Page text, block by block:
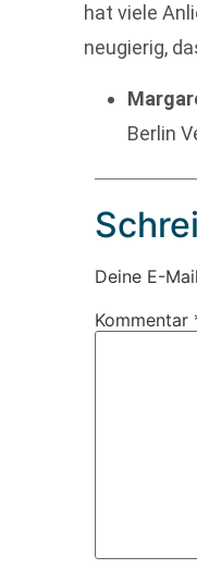
hat viele
neugierig,
Berlin
Deine E-
Kommentar